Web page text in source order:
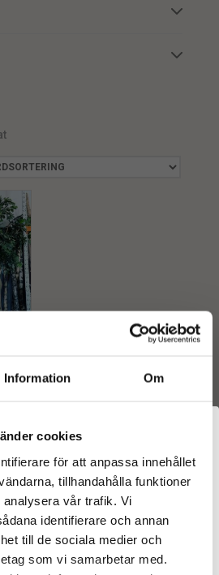
Information Om
cookies
för att anpassa innehållet
tillhandahålla funktioner
vår trafik. Vi
identifierare och annan
till de sociala medier och
som vi samarbetar med.
till Webflower
du? Du kan alltid justera ditt val
upp på sidan.
(exkl. moms)